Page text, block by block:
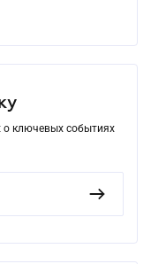
о ключевых событиях